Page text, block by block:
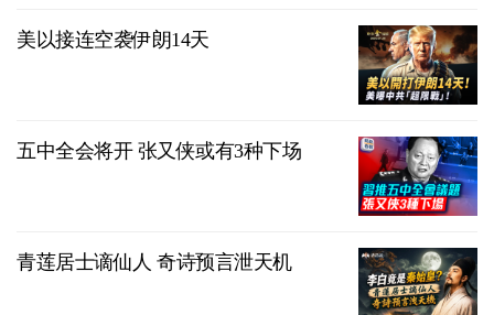
美以接连空袭伊朗14天
五中全会将开 张又侠或有3种下场
青莲居士谪仙人 奇诗预言泄天机